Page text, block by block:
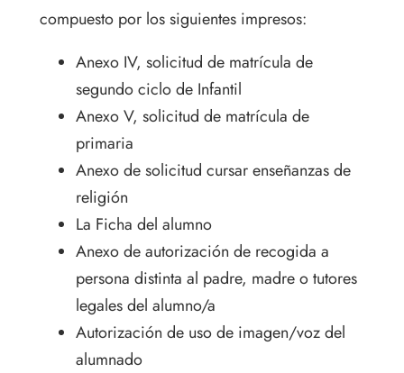
compuesto por los siguientes impresos:
Anexo IV, solicitud de matrícula de
segundo ciclo de Infantil
Anexo V, solicitud de matrícula de
primaria
Anexo de solicitud cursar enseñanzas de
religión
La Ficha del alumno
Anexo de autorización de recogida a
persona distinta al padre, madre o tutores
legales del alumno/a
Autorización de uso de imagen/voz del
alumnado